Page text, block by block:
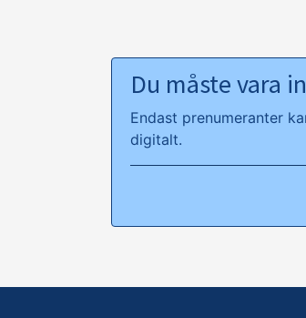
Du måste vara
Endast prenumeranter
digitalt.